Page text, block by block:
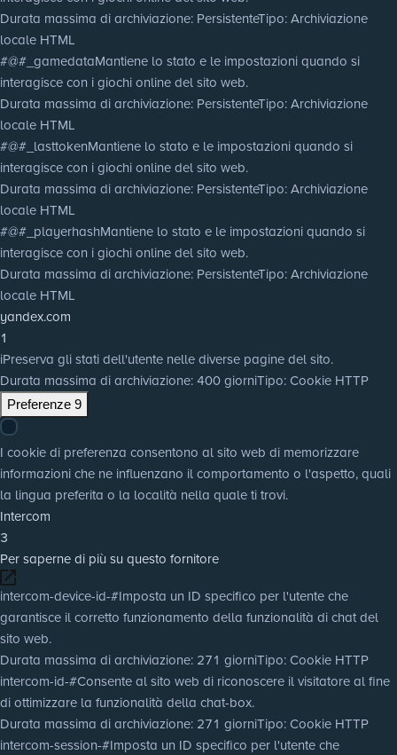
Durata massima di archiviazione: PersistenteTipo: Archiviazione
locale HTML
#@#_gamedataMantiene lo stato e le impostazioni quando si
interagisce con i giochi online del sito web.
Durata massima di archiviazione: PersistenteTipo: Archiviazione
locale HTML
#@#_lasttokenMantiene lo stato e le impostazioni quando si
interagisce con i giochi online del sito web.
Durata massima di archiviazione: PersistenteTipo: Archiviazione
locale HTML
#@#_playerhashMantiene lo stato e le impostazioni quando si
interagisce con i giochi online del sito web.
Durata massima di archiviazione: PersistenteTipo: Archiviazione
locale HTML
yandex.com
1
iPreserva gli stati dell'utente nelle diverse pagine del sito.
Durata massima di archiviazione: 400 giorniTipo: Cookie HTTP
Preferenze 9
I cookie di preferenza consentono al sito web di memorizzare
informazioni che ne influenzano il comportamento o l'aspetto, quali
la lingua preferita o la località nella quale ti trovi.
Intercom
3
Per saperne di più su questo fornitore
intercom-device-id-#Imposta un ID specifico per l'utente che
garantisce il corretto funzionamento della funzionalità di chat del
sito web.
Durata massima di archiviazione: 271 giorniTipo: Cookie HTTP
intercom-id-#Consente al sito web di riconoscere il visitatore al fine
di ottimizzare la funzionalità della chat-box.
Durata massima di archiviazione: 271 giorniTipo: Cookie HTTP
intercom-session-#Imposta un ID specifico per l'utente che